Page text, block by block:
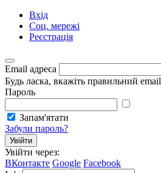
Вхід
Соц. мережі
Реєстрація
Email адреса
Будь ласка, вкажіть правильний email
Пароль
Запам'ятати
Забули пароль?
Увійти
Увійти через:
ВКонтакте Google Facebook